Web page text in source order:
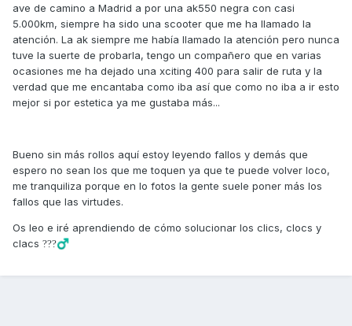
ave de camino a Madrid a por una ak550 negra con casi
5.000km, siempre ha sido una scooter que me ha llamado la
atención. La ak siempre me había llamado la atención pero nunca
tuve la suerte de probarla, tengo un compañero que en varias
ocasiones me ha dejado una xciting 400 para salir de ruta y la
verdad que me encantaba como iba así que como no iba a ir esto
mejor si por estetica ya me gustaba más...
Bueno sin más rollos aquí estoy leyendo fallos y demás que
espero no sean los que me toquen ya que te puede volver loco,
me tranquiliza porque en lo fotos la gente suele poner más los
fallos que las virtudes.
Os leo e iré aprendiendo de cómo solucionar los clics, clocs y
clacs ???‍♂️